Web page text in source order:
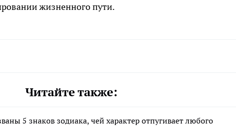
жизненного пути.
Читайте также:
5 знаков зодиака, чей характер отпугивает любого